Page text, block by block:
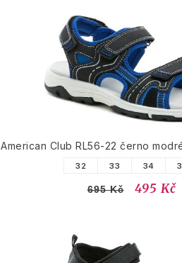
American Club RL56-22 černo
32 33 34
695 Kč 495 Kč